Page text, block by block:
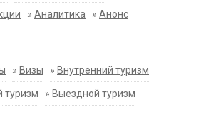
» Аналитика » Анонс
» Визы » Внутренний туризм
туризм » Выездной туризм